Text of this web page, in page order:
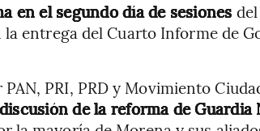
en el segundo día de sesiones
entrega del Cuarto Informe de
PRI, PRD y Movimiento
de la reforma de Guardia